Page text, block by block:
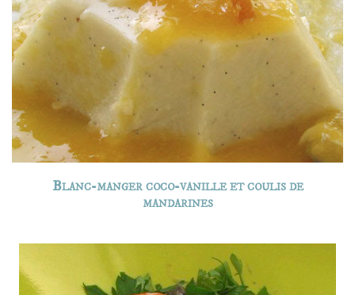
Blanc-manger coco-vanille et coulis de
mandarines